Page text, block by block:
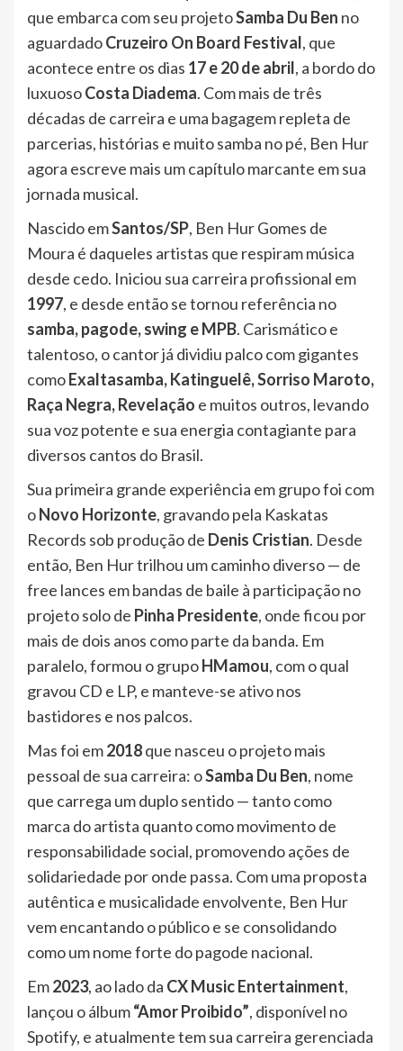
que embarca com seu projetoSamba Du Ben no
aguardadoCruzeiro On Board Festival, que
acontece entre os dias 17 e 20 de abril, a bordo do
luxuosoCosta Diadema. Com mais de três
décadas de carreira e uma bagagem repleta de
parcerias, histórias e muito samba no pé, Ben Hur
agora escreve mais um capítulo marcante em sua
jornada musical.
Nascido emSantos/SP, Ben Hur Gomes de
Moura é daqueles artistas que respiram música
desde cedo. Iniciou sua carreira profissional em
1997, e desde então se tornou referência no
samba, pagode, swing e MPB. Carismático e
talentoso, o cantor já dividiu palco com gigantes
comoExaltasamba, Katinguelê, Sorriso Maroto,
Raça Negra, Revelação e muitos outros, levando
sua voz potente e sua energia contagiante para
diversos cantos do Brasil.
Sua primeira grande experiência em grupo foi com
oNovo Horizonte, gravando pela Kaskatas
Records sob produção de Denis Cristian. Desde
então, Ben Hur trilhou um caminho diverso — de
free lances em bandas de baile à participação no
projeto solo de Pinha Presidente, onde ficou por
mais de dois anos como parte da banda. Em
paralelo, formou o grupoHMamou, com o qual
gravou CD e LP, e manteve-se ativo nos
bastidores e nos palcos.
Mas foi em2018que nasceu o projeto mais
pessoal de sua carreira: oSamba Du Ben, nome
que carrega um duplo sentido — tanto como
marca do artista quanto como movimento de
responsabilidade social, promovendo ações de
solidariedade por onde passa. Com uma proposta
autêntica e musicalidade envolvente, Ben Hur
vem encantando o público e se consolidando
como um nome forte do pagode nacional.
Em2023, ao lado da CX Music Entertainment,
lançou o álbum“Amor Proibido”, disponível no
Spotify, e atualmente tem sua carreira gerenciada